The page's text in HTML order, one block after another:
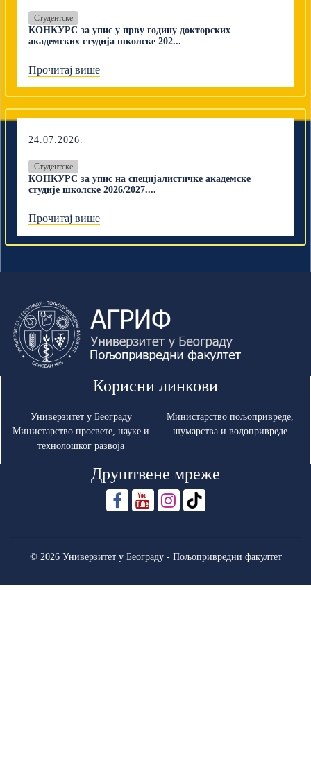
Студентске
КОНКУРС за упис у прву годину докторских
академских студија школске 202...
Прочитај више
24.07.2026.
Студентске
КОНКУРС за упис на специјалистичке академске
студије школске 2026/2027....
Прочитај више
Корисни линкови
Универзитет у Београду
Министарство просвете, науке и
технолошког развоја
Министарство пољопривреде,
шумарства и водопривреде
Друштвене мреже
© 2026 Универзитет у Београду - Пољопривредни факултет